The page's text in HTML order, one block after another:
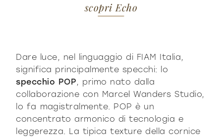
scopri Echo
Dare luce, nel linguaggio di FIAM Italia,
significa principalmente specchi: lo
specchio POP, primo nato dalla
collaborazione con Marcel Wanders Studio,
lo fa magistralmente. POP è un
concentrato armonico di tecnologia e
leggerezza. La tipica texture della cornice